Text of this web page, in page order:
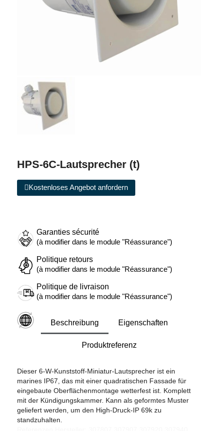
HPS-6C-Lautsprecher (t)
Kostenloses Angebot anfordern
Garanties sécurité
(à modifier dans le module "Réassurance")
Politique retours
(à modifier dans le module "Réassurance")
Politique de livraison
(à modifier dans le module "Réassurance")
Beschreibung Eigenschaften
Produktreferenz
Dieser 6-W-Kunststoff-Miniatur-Lautsprecher ist ein
marines IP67, das mit einer quadratischen Fassade für
eingebaute Oberflächenmontage wetterfest ist. Komplett
mit der Kündigungskammer. Kann als geformtes Muster
geliefert werden, um den High-Druck-IP 69k zu
standzuhalten.